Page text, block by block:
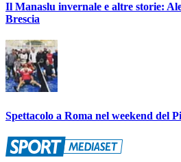
Il Manaslu invernale e altre storie:
Brescia
Spettacolo a Roma nel weekend del